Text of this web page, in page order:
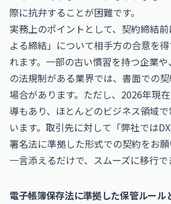
際に抗弁することが困難です。
実務上のポイントとして、契約締結
よる締結」について相手方の合意を
れます。一部の古い慣習を持つ企業
の法規制がある業界では、書面での
場合があります。ただし、2026年現
導もあり、ほとんどのビジネス領域
います。取引先に対して「弊社では
署名法に準拠した形式での契約をお
一言添えるだけで、スムーズに移行で
電子帳簿保存法に準拠した保管ルール